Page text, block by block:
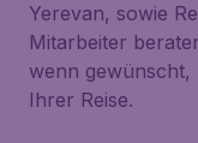
Yerevan, sowie
Mitarbeiter
wenn gewünscht,
Ihrer Reise.